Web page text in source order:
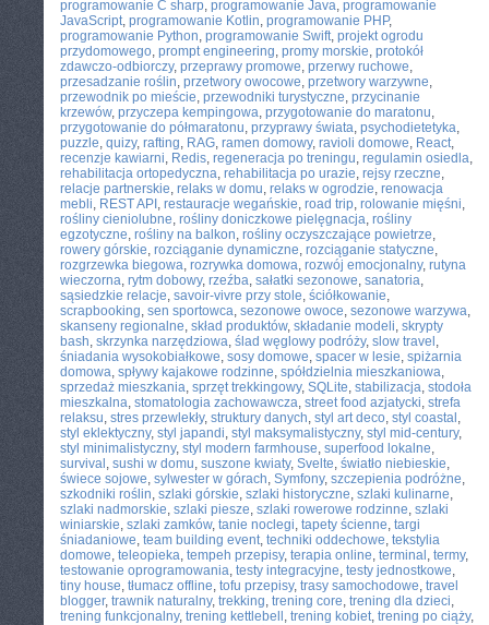
programowanie C sharp, programowanie Java, programowanie
JavaScript, programowanie Kotlin, programowanie PHP,
programowanie Python, programowanie Swift, projekt ogrodu
przydomowego, prompt engineering, promy morskie, protokół
zdawczo-odbiorczy, przeprawy promowe, przerwy ruchowe,
przesadzanie roślin, przetwory owocowe, przetwory warzywne,
przewodnik po mieście, przewodniki turystyczne, przycinanie
krzewów, przyczepa kempingowa, przygotowanie do maratonu,
przygotowanie do półmaratonu, przyprawy świata, psychodietetyka,
puzzle, quizy, rafting, RAG, ramen domowy, ravioli domowe, React,
recenzje kawiarni, Redis, regeneracja po treningu, regulamin osiedla,
rehabilitacja ortopedyczna, rehabilitacja po urazie, rejsy rzeczne,
relacje partnerskie, relaks w domu, relaks w ogrodzie, renowacja
mebli, REST API , restauracje wegańskie, road trip, rolowanie mięśni,
rośliny cieniolubne, rośliny doniczkowe pielęgnacja, rośliny
egzotyczne, rośliny na balkon, rośliny oczyszczające powietrze,
rowery górskie, rozciąganie dynamiczne, rozciąganie statyczne,
rozgrzewka biegowa, rozrywka domowa, rozwój emocjonalny, rutyna
wieczorna, rytm dobowy, rzeźba, sałatki sezonowe, sanatoria,
sąsiedzkie relacje, savoir-vivre przy stole, ściółkowanie,
scrapbooking, sen sportowca, sezonowe owoce, sezonowe warzywa,
skanseny regionalne, skład produktów, składanie modeli, skrypty
bash, skrzynka narzędziowa, ślad węglowy podróży, slow travel ,
śniadania wysokobiałkowe, sosy domowe, spacer w lesie, spiżarnia
domowa, spływy kajakowe rodzinne, spółdzielnia mieszkaniowa,
sprzedaż mieszkania, sprzęt trekkingowy, SQLite, stabilizacja, stodoła
mieszkalna, stomatologia zachowawcza, street food azjatycki, strefa
relaksu, stres przewlekły, struktury danych, styl art deco, styl coastal ,
styl eklektyczny, styl japandi, styl maksymalistyczny, styl mid-century,
styl minimalistyczny, styl modern farmhouse, superfood lokalne,
survival , sushi w domu, suszone kwiaty, Svelte, światło niebieskie,
świece sojowe, sylwester w górach, Symfony, szczepienia podróżne,
szkodniki roślin, szlaki górskie, szlaki historyczne, szlaki kulinarne,
szlaki nadmorskie, szlaki piesze, szlaki rowerowe rodzinne, szlaki
winiarskie, szlaki zamków, tanie noclegi, tapety ścienne, targi
śniadaniowe, team building event, techniki oddechowe, tekstylia
domowe, teleopieka, tempeh przepisy, terapia online, terminal , termy,
testowanie oprogramowania, testy integracyjne, testy jednostkowe,
tiny house, tłumacz offline, tofu przepisy, trasy samochodowe, travel
blogger, trawnik naturalny, trekking, trening core, trening dla dzieci,
trening funkcjonalny, trening kettlebell , trening kobiet, trening po ciąży,